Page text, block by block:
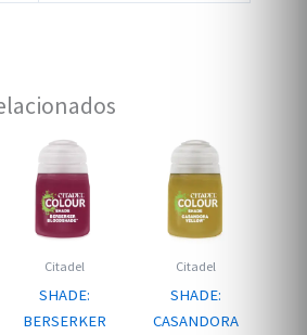
Citadel
SHADE:
BERSERKER
Citadel
SHADE:
CASANDORA